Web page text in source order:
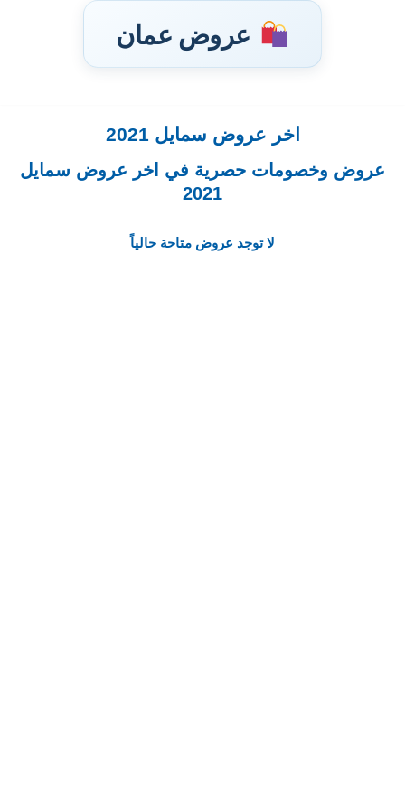
عروض عمان
إلى
اخر عروض سمايل 2021
عروض وخصومات حصرية في اخر عروض سمايل
2021
لا توجد عروض متاحة حالياً